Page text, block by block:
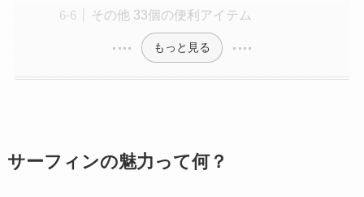
その他 33個の便利アイテム
もっと見る
サーフィンの魅力って何？